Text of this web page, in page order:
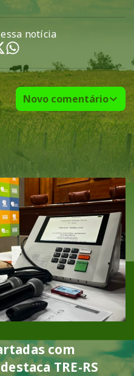
notícia
Novo comentário
com
TRE-RS